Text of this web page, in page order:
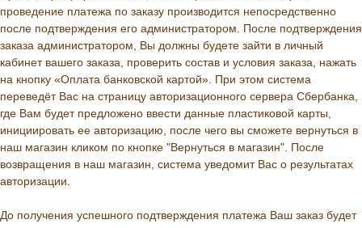
проведение платежа по заказу производится непосредственно
после подтверждения его администратором. После подтверждения
заказа администратором, Вы должны будете зайти в личный
кабинет вашего заказа, проверить состав и условия заказа, нажать
на кнопку «Оплата банковской картой». При этом система
переведёт Вас на страницу авторизационного сервера Сбербанка,
где Вам будет предложено ввести данные пластиковой карты,
инициировать ее авторизацию, после чего вы сможете вернуться в
наш магазин кликом по кнопке "Вернуться в магазин". После
возвращения в наш магазин, система уведомит Вас о результатах
авторизации.
До получения успешного подтверждения платежа Ваш заказ будет